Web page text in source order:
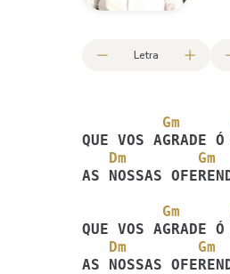
Letra
Gm
   Dm        Gm
AS NOSSAS
Gm
   Dm        Gm
AS NOSSAS